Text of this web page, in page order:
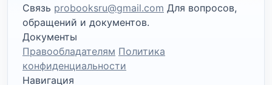
Связь probooksru@gmail.com Для вопросов,
обращений и документов.
Документы
Правообладателям Политика
конфиденциальности
Навигация